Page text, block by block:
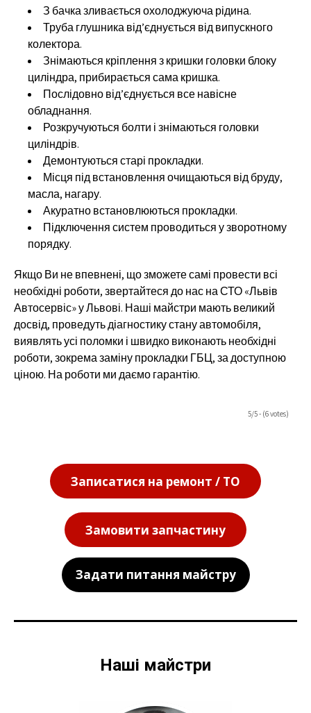
З бачка зливається охолоджуюча рідина.
Труба глушника від’єднується від випускного
колектора.
Знімаються кріплення з кришки головки блоку
циліндра, прибирається сама кришка.
Послідовно від’єднується все навісне
обладнання.
Розкручуються болти і знімаються головки
циліндрів.
Демонтуються старі прокладки.
Місця під встановлення очищаються від бруду,
масла, нагару.
Акуратно встановлюються прокладки.
Підключення систем проводиться у зворотному
порядку.
Якщо Ви не впевнені, що зможете самі провести всі
необхідні роботи, звертайтеся до нас на СТО «Львів
Автосервіс» у Львові. Наші майстри мають великий
досвід, проведуть діагностику стану автомобіля,
виявлять усі поломки і швидко виконають необхідні
роботи, зокрема заміну прокладки ГБЦ, за доступною
ціною. На роботи ми даємо гарантію.
5/5 - (6 votes)
Записатися на ремонт / ТО
Замовити запчастину
Задати питання майстру
Наші майстри